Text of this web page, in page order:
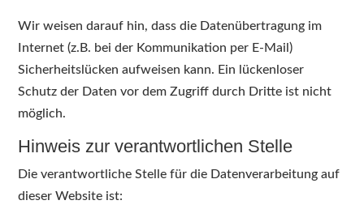
Wir weisen darauf hin, dass die Datenübertragung im
Internet (z.B. bei der Kommunikation per E-Mail)
Sicherheitslücken aufweisen kann. Ein lückenloser
Schutz der Daten vor dem Zugriff durch Dritte ist nicht
möglich.
Hinweis zur verantwortlichen Stelle
Die verantwortliche Stelle für die Datenverarbeitung auf
dieser Website ist: